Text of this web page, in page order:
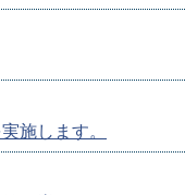
施します。